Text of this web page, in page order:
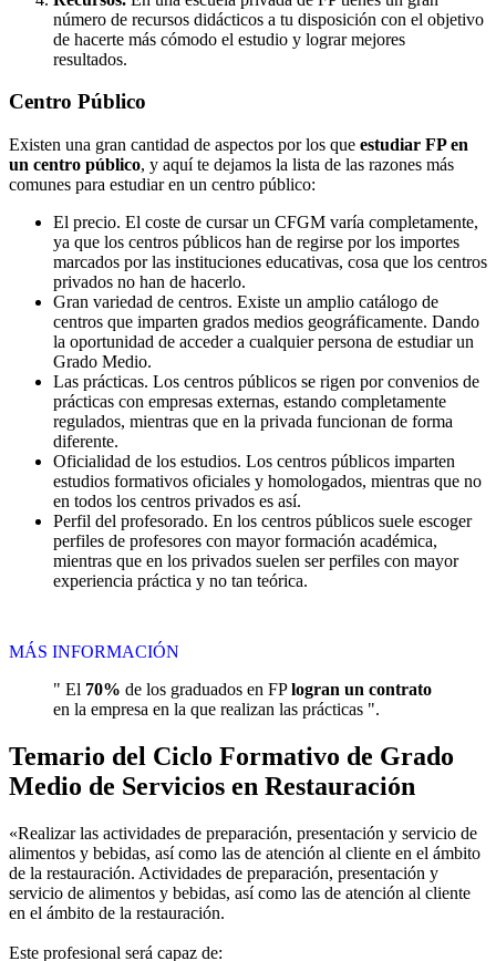
número de recursos didácticos a tu disposición con el objetivo
de hacerte más cómodo el estudio y lograr mejores
resultados.
Centro Público
Existen una gran cantidad de aspectos por los que estudiar FP en
un centro público, y aquí te dejamos la lista de las razones más
comunes para estudiar en un centro público:
El precio. El coste de cursar un CFGM varía completamente,
ya que los centros públicos han de regirse por los importes
marcados por las instituciones educativas, cosa que los centros
privados no han de hacerlo.
Gran variedad de centros. Existe un amplio catálogo de
centros que imparten grados medios geográficamente. Dando
la oportunidad de acceder a cualquier persona de estudiar un
Grado Medio.
Las prácticas. Los centros públicos se rigen por convenios de
prácticas con empresas externas, estando completamente
regulados, mientras que en la privada funcionan de forma
diferente.
Oficialidad de los estudios. Los centros públicos imparten
estudios formativos oficiales y homologados, mientras que no
en todos los centros privados es así.
Perfil del profesorado. En los centros públicos suele escoger
perfiles de profesores con mayor formación académica,
mientras que en los privados suelen ser perfiles con mayor
experiencia práctica y no tan teórica.
MÁS INFORMACIÓN
" El 70% de los graduados en FPlogran un contrato
en la empresa en la que realizan las prácticas ".
Temario del Ciclo Formativo de Grado
Medio de Servicios en Restauración
«Realizar las actividades de preparación, presentación y servicio de
alimentos y bebidas, así como las de atención al cliente en el ámbito
de la restauración. Actividades de preparación, presentación y
servicio de alimentos y bebidas, así como las de atención al cliente
en el ámbito de la restauración.
Este profesional será capaz de: